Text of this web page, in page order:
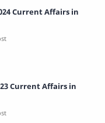
Current Affairs in
Current Affairs in